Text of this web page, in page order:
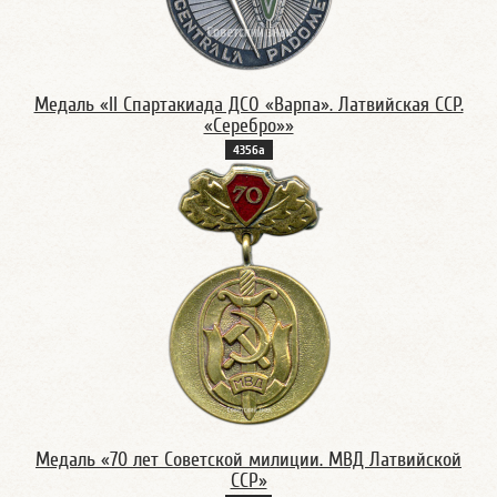
Медаль «II Спартакиада ДСО «Варпа». Латвийская ССР.
«Серебро»»
4356а
Медаль «70 лет Советской милиции. МВД Латвийской
ССР»